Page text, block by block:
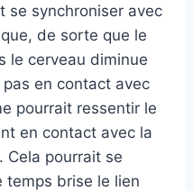
se synchroniser avec
de sorte que le
le cerveau diminue
en contact avec
pourrait ressentir le
en contact avec la
Cela pourrait se
temps brise le lien